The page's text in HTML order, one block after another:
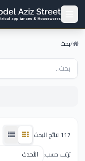
/بحث
117 نتائج البحث
ترتيب حسب: